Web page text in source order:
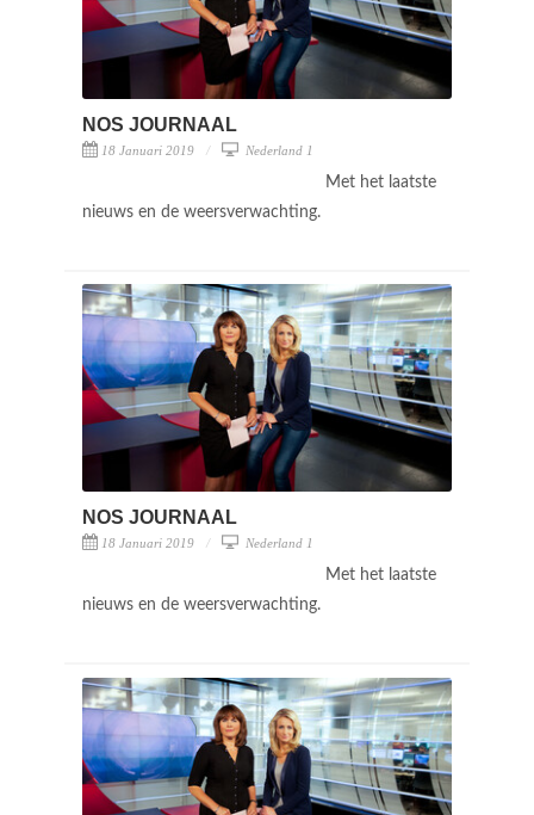
NOS JOURNAAL
18 Januari 2019 Nederland 1
Met het laatste
nieuws en de weersverwachting.
NOS JOURNAAL
18 Januari 2019 Nederland 1
Met het laatste
nieuws en de weersverwachting.